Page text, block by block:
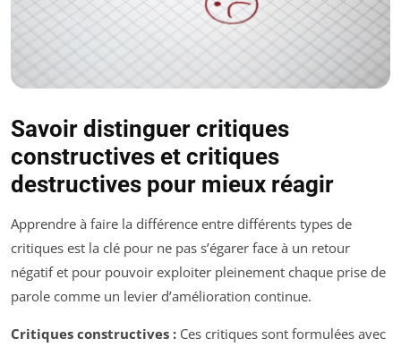
Savoir distinguer critiques
constructives et critiques
destructives pour mieux réagir
Apprendre à faire la différence entre différents types de
critiques est la clé pour ne pas s’égarer face à un retour
négatif et pour pouvoir exploiter pleinement chaque prise de
parole comme un levier d’amélioration continue.
Critiques constructives : Ces critiques sont formulées avec